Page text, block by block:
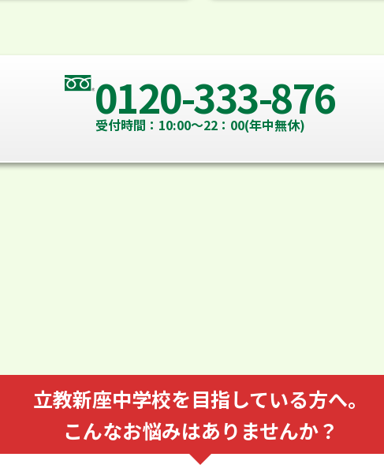
0120-333-876
受付時間：10:00～22：00(年中無休)
立教新座中学校を⽬指している⽅へ。
こんなお悩みはありませんか？